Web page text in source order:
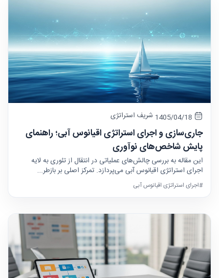
شریف استراتژی
جاری‌سازی و اجرای استراتژی اقیانوس آبی؛ راهنمای
پایش شاخص‌های نوآوری
این مقاله به بررسی چالش‌های عملیاتی در انتقال از تئوری به لایه
اجرای استراتژی اقیانوس آبی می‌پردازد. تمرکز اصلی بر بازطر...
#اجرای استراتژی اقیانوس آبی